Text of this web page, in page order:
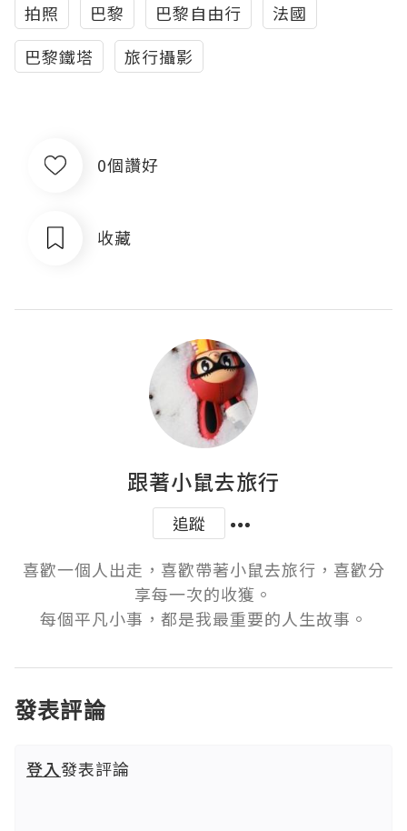
拍照 巴黎 巴黎自由行
法國
巴黎鐵塔
旅行攝影
0個讚好
收藏
跟著小鼠去旅行
追蹤
喜歡一個人出走，喜歡帶著小鼠去旅行，喜歡分
享每一次的收獲。
每個平凡小事，都是我最重要的人生故事。
發表評論
登入發表評論